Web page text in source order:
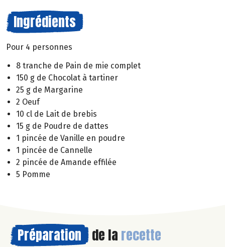
Ingrédients
Pour 4 personnes
8 tranche de Pain de mie complet
150 g de Chocolat à tartiner
25 g de Margarine
2 Oeuf
10 cl de Lait de brebis
15 g de Poudre de dattes
1 pincée de Vanille en poudre
1 pincée de Cannelle
2 pincée de Amande effilée
5 Pomme
Préparation de la recette